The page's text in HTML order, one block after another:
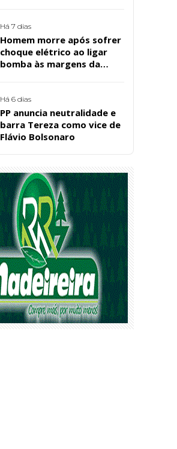
Santos, em Patos
Há 7 dias
Homem morre após sofrer
choque elétrico ao ligar
bomba às margens da
Há 6 dias
PP anuncia neutralidade e
barra Tereza como vice de
Flávio Bolsonaro